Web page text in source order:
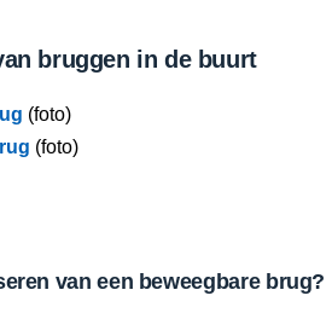
bruggen in de buurt
(foto)
(foto)
van een beweegbare brug?